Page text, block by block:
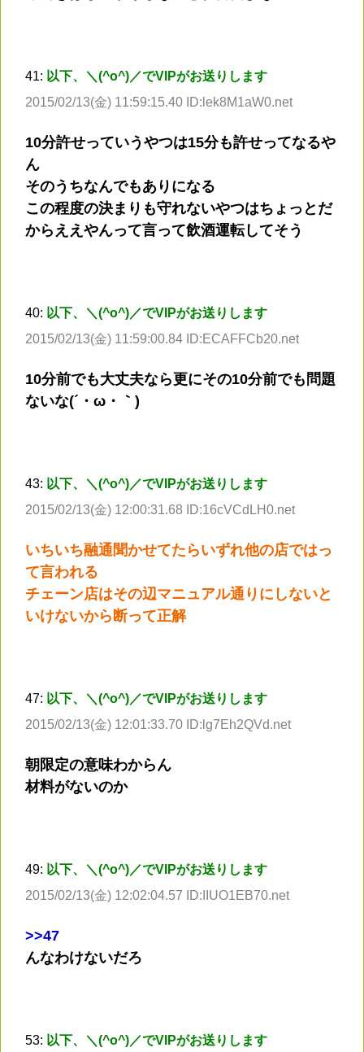
41: 以下、＼(^o^)／でVIPがお送りします
2015/02/13(金) 11:59:15.40 ID:lek8M1aW0.net
10分許せっていうやつは15分も許せってなるや
ん
そのうちなんでもありになる
この程度の決まりも守れないやつはちょっとだ
からええやんって言って飲酒運転してそう
40: 以下、＼(^o^)／でVIPがお送りします
2015/02/13(金) 11:59:00.84 ID:ECAFFCb20.net
10分前でも大丈夫なら更にその10分前でも問題
ないな(´・ω・｀)
43: 以下、＼(^o^)／でVIPがお送りします
2015/02/13(金) 12:00:31.68 ID:16cVCdLH0.net
いちいち融通聞かせてたらいずれ他の店ではっ
て言われる
チェーン店はその辺マニュアル通りにしないと
いけないから断って正解
47: 以下、＼(^o^)／でVIPがお送りします
2015/02/13(金) 12:01:33.70 ID:lg7Eh2QVd.net
朝限定の意味わからん
材料がないのか
49: 以下、＼(^o^)／でVIPがお送りします
2015/02/13(金) 12:02:04.57 ID:IIUO1EB70.net
>>47
んなわけないだろ
53: 以下、＼(^o^)／でVIPがお送りします